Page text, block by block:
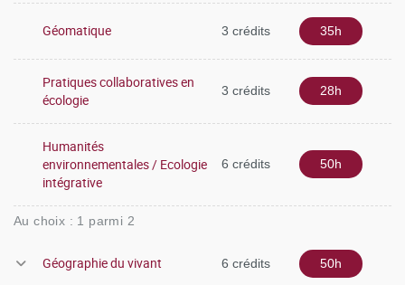
Organisation des enseignements MASTER 2 -Espace
et milieux - Territoires Ecologiques
SEMESTRE 3
Expertise territoriale I (réponse à une commande
professionnelle, 1 semaine)
Acteurs et actions pour la gestion territoriale (90h)
Géomatique 3 crédits 35h
Pratiques collaboratives en
écologie
3 crédits 28h
Humanités
environnementales / Ecologie
intégrative
6 crédits 50h
Au choix : 1 parmi 2
Géographie du vivant 6 crédits 50h